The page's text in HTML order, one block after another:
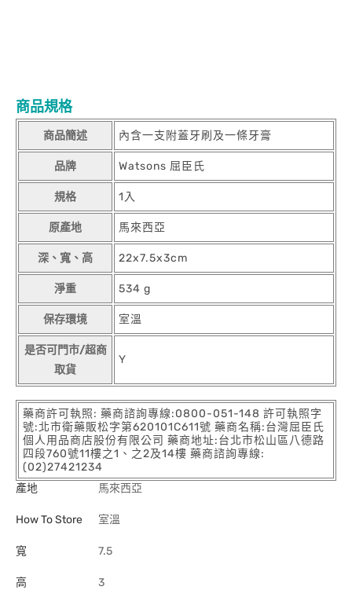
商品規格
商品簡述 內含一支附蓋牙刷及一條牙膏
品牌 Watsons 屈臣氏
規格 1入
原產地 馬來西亞
深、寬、高 22x7.5x3cm
淨重 534 g
保存環境 室溫
是否可門市/超商
取貨
Y
藥商許可執照: 藥商諮詢專線:0800-051-148 許可執照字
號:北市衛藥販松字第620101C611號 藥商名稱:台灣屈臣氏
個人用品商店股份有限公司 藥商地址:台北市松山區八德路
四段760號11樓之1、之2及14樓 藥商諮詢專線:
(02)27421234
產地
馬來西亞
How To Store 室溫
寬 7.5
高 3